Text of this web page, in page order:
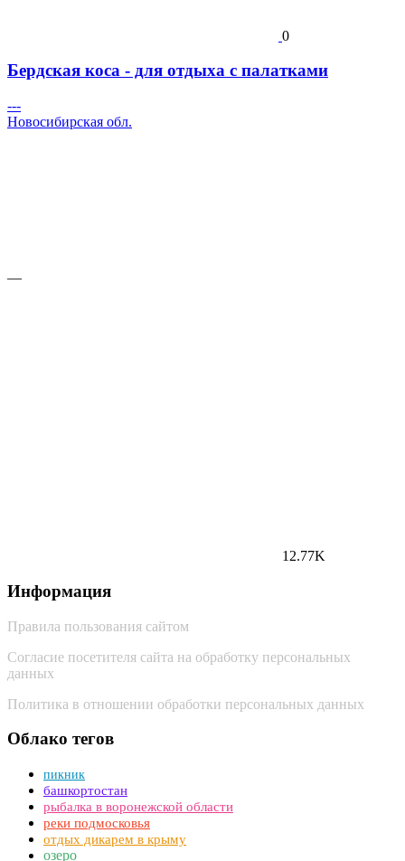
0
Бердская коса - для отдыха с палатками
---
Новосибирская обл.
—
12.77K
Информация
Правила пользования сайтом
Согласие посетителя сайта на обработку персональных
данных
Политика в отношении обработки персональных данных
Облако тегов
пикник
башкортостан
рыбалка в воронежской области
реки подмосковья
отдых дикарем в крыму
озеро